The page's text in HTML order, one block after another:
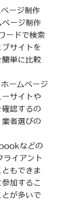
ージ制作
ージ制作
ードで検索
サイトを
単に比較
ームページ
サイトや
認するの
者選びの
などの
ライアント
もできま
加するこ
が多いで